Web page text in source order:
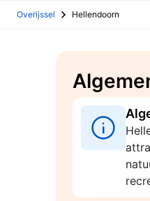
Overijssel Hellendoorn